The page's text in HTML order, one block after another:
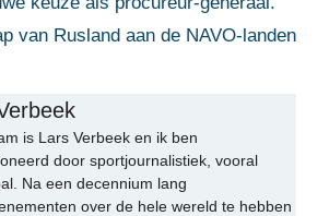
van Rusland aan de NAVO-landen
is Lars Verbeek en ik ben
door sportjournalistiek, vooral
Na een decennium lang
over de hele wereld te hebben